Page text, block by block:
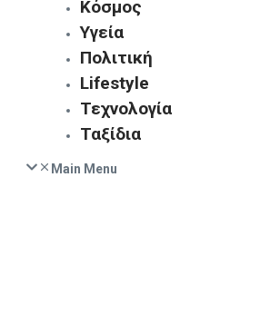
Κόσμος
Υγεία
Πολιτική
Lifestyle
Τεχνολογία
Ταξίδια
Main Menu